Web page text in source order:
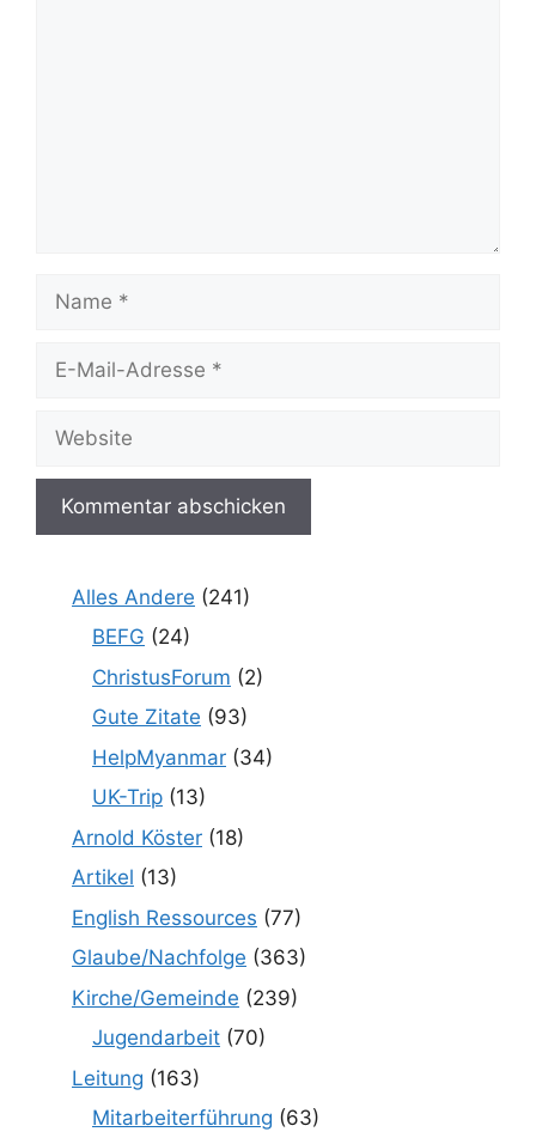
Mail-
Alles Andere (241)
BEFG (24)
ChristusForum (2)
Gute Zitate (93)
HelpMyanmar (34)
UK-Trip (13)
Arnold Köster (18)
Artikel (13)
English Ressources (77)
Glaube/Nachfolge (363)
Kirche/Gemeinde (239)
Jugendarbeit (70)
Leitung (163)
Mitarbeiterführung (63)